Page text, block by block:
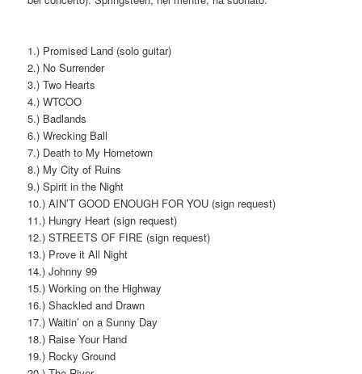
1.) Promised Land (solo guitar)
2.) No Surrender
3.) Two Hearts
4.) WTCOO
5.) Badlands
6.) Wrecking Ball
7.) Death to My Hometown
8.) My City of Ruins
9.) Spirit in the Night
10.) AIN’T GOOD ENOUGH FOR YOU (sign request)
11.) Hungry Heart (sign request)
12.) STREETS OF FIRE (sign request)
13.) Prove it All Night
14.) Johnny 99
15.) Working on the Highway
16.) Shackled and Drawn
17.) Waitin’ on a Sunny Day
18.) Raise Your Hand
19.) Rocky Ground